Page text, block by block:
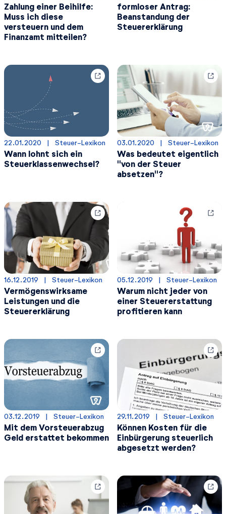
Zahlung einer Beihilfe:
Muss ich diese
versteuern und dem
Finanzamt mitteilen?
formloser Antrag:
Beanstandung der
Steuererklärung
22.01.2020
  |
Steuer-Lexikon
Wann lohnt sich ein
Steuerklassenwechsel?
03.01.2020
  |
Steuer-Lexikon
Was bedeutet eigentlich
"von der Steuer
absetzen"?
16.12.2019
  |
Steuer-Lexikon
Vermögenswirksame
Leistungen und die
Steuererklärung
05.12.2019
  |
Steuer-Lexikon
Warum nicht jeder von
einer Steuererstattung
profitieren kann
03.12.2019
  |
Steuer-Lexikon
Mit dem Vorsteuerabzug
Geld erstattet bekommen
29.11.2019
  |
Steuer-Lexikon
Können Kosten für die
Einbürgerung steuerlich
abgesetzt werden?